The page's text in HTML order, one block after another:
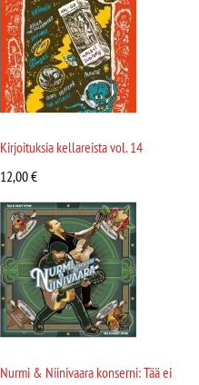
Kirjoituksia kellareista vol. 14
12,00€
Nurmi & Niinivaara konserni: Tää ei